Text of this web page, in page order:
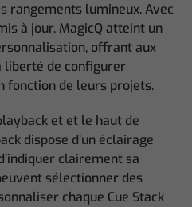
rangements lumineux. Avec
à jour, MagicQ atteint un
offrant aux
liberté de configurer
fonction de leurs projets.
et et le haut de
dispose d’un éclairage
clairement sa
sélectionner des
chaque Cue Stack